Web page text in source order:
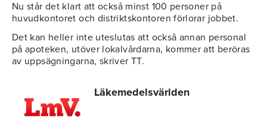
Nu står det klart att också minst 100 personer på
huvudkontoret och distriktskontoren förlorar jobbet.
Det kan heller inte uteslutas att också annan personal
på apoteken, utöver lokalvårdarna, kommer att beröras
av uppsägningarna, skriver TT.
Läkemedelsvärlden